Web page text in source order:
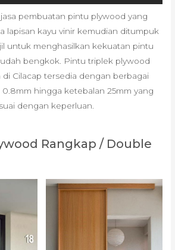
pembuatan pintu plywood yang
lapisan kayu vinir kemudian ditumpuk
untuk menghasilkan kekuatan pintu
bengkok. Pintu triplek plywood
di Cilacap tersedia dengan berbagai
0.8mm hingga ketebalan 25mm yang
dengan keperluan.
Rangkap / Double